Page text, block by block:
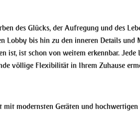
des Glücks, der Aufregung und des
Lobby bis hin zu den inneren Details und
ist, ist schon von weitem erkennbar. Jede
völlige Flexibilität in Ihrem Zuhause
modernsten Geräten und